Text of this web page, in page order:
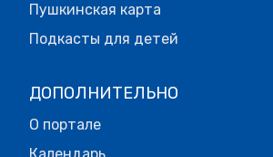
Пушкинская карта
Подкасты для детей
ДОПОЛНИТЕЛЬНО
О портале